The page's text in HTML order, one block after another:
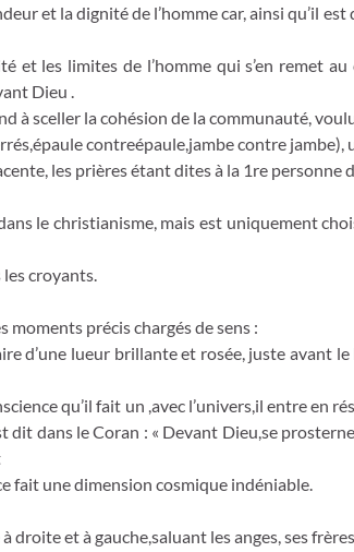
et la dignité de l’homme car, ainsi qu’il
et les limites de l’homme qui s’en remet
Dieu .
à sceller la cohésion de la communauté,
contreépaule,jambe contre jambe),
les prières étant dites à la 1re personne
le christianisme, mais est uniquement
croyants.
moments précis chargés de sens :
d’une lueur brillante et rosée, juste avant
qu’il fait un ,avec l’univers,il entre en
dit dans le Coran : « Devant Dieu,se
fait une dimension cosmique indéniable.
droite et à gauche,saluant les anges, ses frères